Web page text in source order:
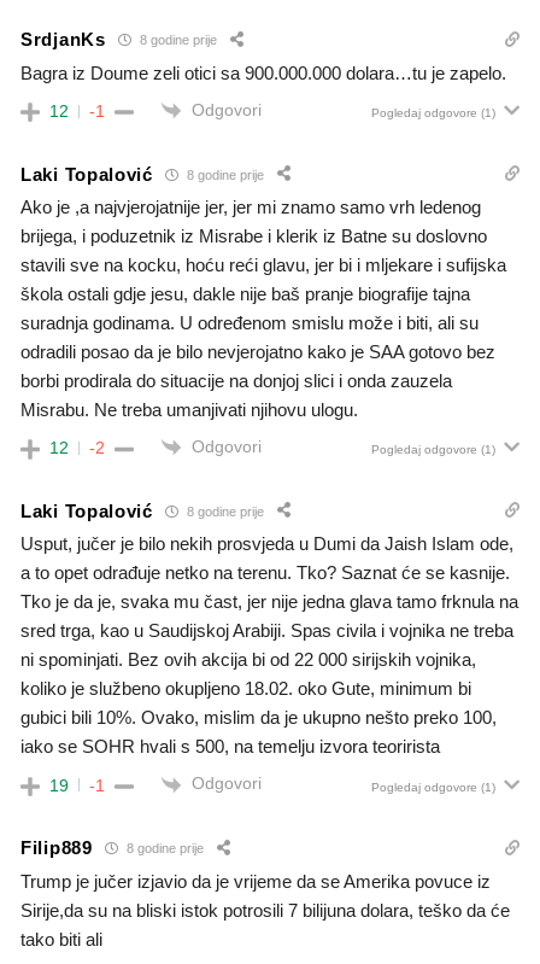
SrdjanKs 8 godine prije
Bagra iz Doume zeli otici sa 900.000.000 dolara…tu je zapelo.
12 -1 Odgovori Pogledaj odgovore (1)
Laki Topalović 8 godine prije
Ako je ,a najvjerojatnije jer, jer mi znamo samo vrh ledenog
brijega, i poduzetnik iz Misrabe i klerik iz Batne su doslovno
stavili sve na kocku, hoću reći glavu, jer bi i mljekare i sufijska
škola ostali gdje jesu, dakle nije baš pranje biografije tajna
suradnja godinama. U određenom smislu može i biti, ali su
odradili posao da je bilo nevjerojatno kako je SAA gotovo bez
borbi prodirala do situacije na donjoj slici i onda zauzela
Misrabu. Ne treba umanjivati njihovu ulogu.
12 -2 Odgovori Pogledaj odgovore (1)
Laki Topalović 8 godine prije
Usput, jučer je bilo nekih prosvjeda u Dumi da Jaish Islam ode,
a to opet odrađuje netko na terenu. Tko? Saznat će se kasnije.
Tko je da je, svaka mu čast, jer nije jedna glava tamo frknula na
sred trga, kao u Saudijskoj Arabiji. Spas civila i vojnika ne treba
ni spominjati. Bez ovih akcija bi od 22 000 sirijskih vojnika,
koliko je službeno okupljeno 18.02. oko Gute, minimum bi
gubici bili 10%. Ovako, mislim da je ukupno nešto preko 100,
iako se SOHR hvali s 500, na temelju izvora teorirista
19 -1 Odgovori Pogledaj odgovore (1)
Filip889 8 godine prije
Trump je jučer izjavio da je vrijeme da se Amerika povuce iz
Sirije,da su na bliski istok potrosili 7 bilijuna dolara, teško da će
tako biti ali